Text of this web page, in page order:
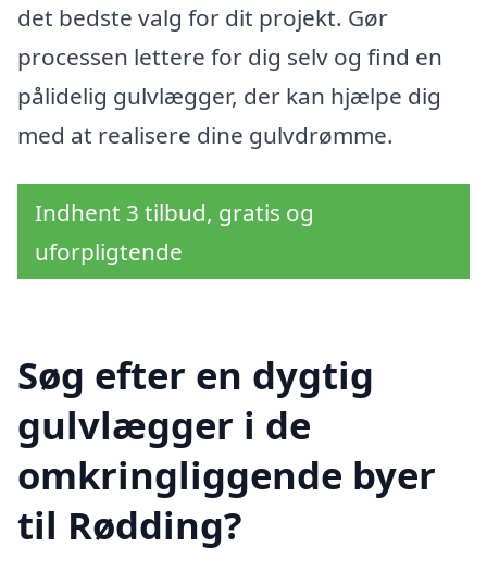
det bedste valg for dit projekt. Gør
processen lettere for dig selv og find en
pålidelig gulvlægger, der kan hjælpe dig
med at realisere dine gulvdrømme.
Indhent 3 tilbud, gratis og
uforpligtende
Søg efter en dygtig
gulvlægger i de
omkringliggende byer
til Rødding?